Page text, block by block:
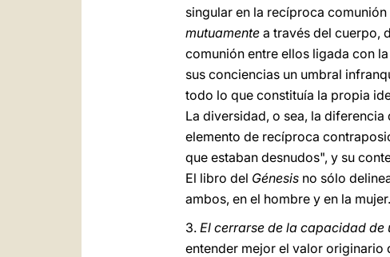
singular en la recíproca
mutuamente a través del cuerpo,
comunión entre ellos ligada con
sus conciencias un umbral
todo lo que constituía la propia
La diversidad, o sea, la
elemento de recíproca
que estaban desnudos", y su
El libro del Génesis no sólo
ambos, en el hombre y en la mujer.
3. El cerrarse de la capacidad
entender mejor el valor originario